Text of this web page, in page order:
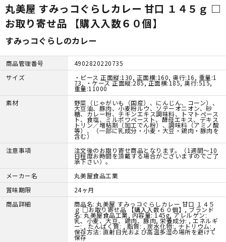
丸美屋 すみっコぐらしカレー 甘口 １４５ｇ □
お取り寄せ品 【購入入数６０個】
すみっコぐらしのカレー
商品管理番号
4902820220735
サイズ
・ピース 正面縦:130, 正面横:160, 奥行:16, 重量:1
73, ・ケース 正面縦:285, 正面横:185, 奥行:515,
重量:11000
素材
野菜（じゃがいも（国産）、にんじん、コーン）、
大豆油、豚肉、小麦粉ルウ、ソテーオニオン、砂
糖、カレー粉、チキンエキス調味料、トマトペース
ト、食塩、ミルポワペースト、酵母エキス、デキス
トリン／増粘剤（加工でん粉）、調味料（アミノ酸
等）、（一部に乳成分・小麦・大豆・鶏肉・豚肉を
含む）
注意事項
注文後のお取り寄せ商品となります。（1週間～10
日程度お時間を頂戴する場合がございますのでご了
承下さい）。
メーカー名
丸美屋食品工業
賞味期限
24ヶ月
商品詳細
商品名: 丸美屋 すみっコぐらしカレー 甘口 １４５
ｇ □お取り寄せ品 【購入入数６０個】, ブランド
名: 丸美屋食品工業, 内容量: 145g, アレルゲン:
乳、小麦、大豆、鶏肉、豚肉, 栄養成分: , エネルギ
ー: , たんぱく質: , 脂質: , 炭水化物:, ナトリウム: ,
保存方法: 直射日光および高温多湿の場所を避けて
保存